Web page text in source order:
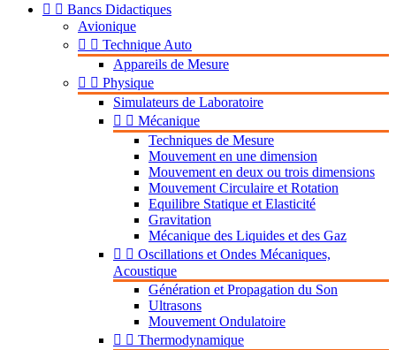
  Bancs Didactiques
Avionique
  Technique Auto
Appareils de Mesure
  Physique
Simulateurs de Laboratoire
  Mécanique
Techniques de Mesure
Mouvement en une dimension
Mouvement en deux ou trois dimensions
Mouvement Circulaire et Rotation
Equilibre Statique et Elasticité
Gravitation
Mécanique des Liquides et des Gaz
  Oscillations et Ondes Mécaniques,
Acoustique
Génération et Propagation du Son
Ultrasons
Mouvement Ondulatoire
  Thermodynamique